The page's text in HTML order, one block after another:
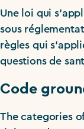
Une loi qui
sous
règles qui
questions de
Code
The categories